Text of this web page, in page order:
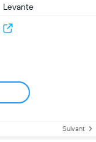
Levante
Suivant